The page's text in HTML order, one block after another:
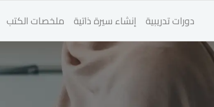
دورات تدريبية إنشاء سيرة ذاتية ملخصات الكتب